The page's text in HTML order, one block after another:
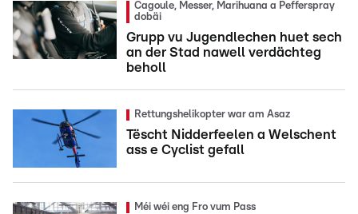
Cagoule, Messer, Marihuana a Pefferspray
dobäi
Grupp vu Jugendlechen huet sech
an der Stad nawell verdächteg
beholl
Rettungshelikopter war am Asaz
Tëscht Nidderfeelen a Welschent
ass e Cyclist gefall
Méi wéi eng Fro vum Pass